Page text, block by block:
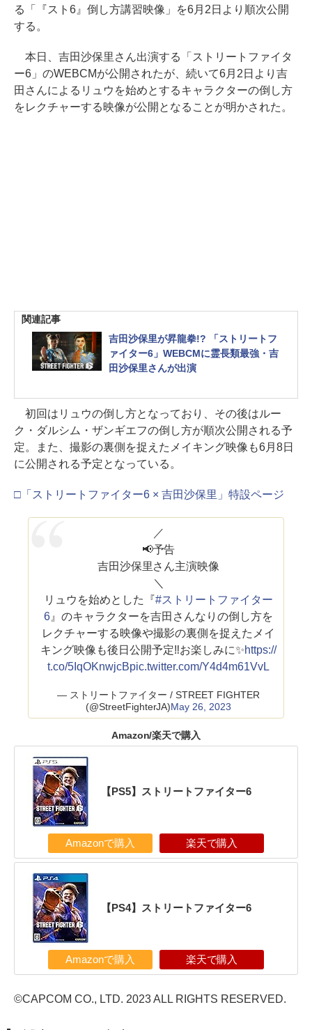
る「『スト6』倒し方講習映像」を6月2日より順次公開
する。
本日、吉田沙保里さん出演する「ストリートファイタ
ー6」のWEBCMが公開されたが、続いて6月2日より吉
田さんによるリュウを始めとするキャラクターの倒し方
をレクチャーする映像が公開となることが明かされた。
関連記事
吉田沙保里が昇龍拳!? 「ストリートフ
ァイター6」WEBCMに霊長類最強・吉
田沙保里さんが出演
初回はリュウの倒し方となっており、その後はルー
ク・ダルシム・ザンギエフの倒し方が順次公開される予
定。また、撮影の裏側を捉えたメイキング映像も6月8日
に公開される予定となっている。
□「ストリートファイター6 × 吉田沙保里」特設ページ
／
📢予告
吉田沙保里さん主演映像
＼
リュウを始めとした『#ストリートファイター
6 』のキャラクターを吉田さんなりの倒し方を
レクチャーする映像や撮影の裏側を捉えたメイ
キング映像も後日公開予定‼お楽しみに✨https://
t.co/5IqOKnwjcBpic.twitter.com/Y4d4m61VvL
— ストリートファイター / STREET FIGHTER
(@StreetFighterJA)May 26, 2023
Amazon/楽天で購入
【PS5】ストリートファイター6
Amazonで購入 楽天で購入
【PS4】ストリートファイター6
Amazonで購入 楽天で購入
©CAPCOM CO., LTD. 2023 ALL RIGHTS RESERVED.